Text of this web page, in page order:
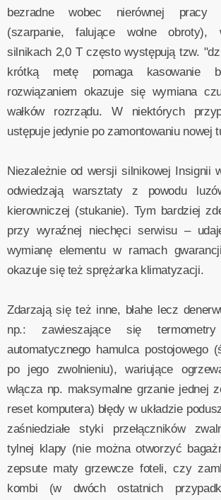
bezradne wobec nierównej pracy
(szarpanie, falujące wolne obroty),
silnikach 2,0 T często występują tzw.
krótką metę pomaga kasowanie
rozwiązaniem okazuje się wymiana
wałków rozrządu. W niektórych
ustępuje jedynie po zamontowaniu nowej
Niezależnie od wersji silnikowej Insignii
odwiedzają warsztaty z powodu
kierowniczej (stukanie). Tym bardziej
przy wyraźnej niechęci serwisu –
wymianę elementu w ramach
okazuje się też sprężarka klimatyzacji.
Zdarzają się też inne, błahe lecz
np.: zawieszające się
automatycznego hamulca postojowego
po jego zwolnieniu), wariujące
włącza np. maksymalne grzanie jednej
reset komputera) błędy w układzie
zaśniedziałe styki przełączników
tylnej klapy (nie można otworzyć
zepsute maty grzewcze foteli, czy
kombi (w dwóch ostatnich